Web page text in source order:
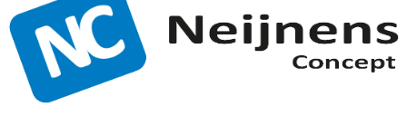
Tassen
Alle categorieën
Custom made